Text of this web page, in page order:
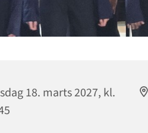
18. marts 2027, kl.